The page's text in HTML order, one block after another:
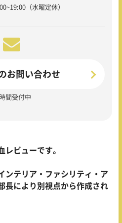
（水曜定休）
お問い合わせ
間受付中
レビューです。
ンテリア・ファシリティ・ア
長により別視点から作成され